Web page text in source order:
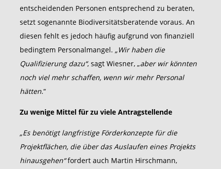
entscheidenden Personen entsprechend zu beraten,
setzt sogenannte Biodiversitätsberatende voraus. An
diesen fehlt es jedoch häufig aufgrund von finanziell
bedingtem Personalmangel. „Wir haben die
Qualifizierung dazu“, sagt Wiesner, „aber wir könnten
noch viel mehr schaffen, wenn wir mehr Personal
hätten.“
Zu wenige Mittel für zu viele Antragstellende
„Es benötigt langfristige Förderkonzepte für die
Projektflächen, die über das Auslaufen eines Projekts
hinausgehen“fordert auch Martin Hirschmann,